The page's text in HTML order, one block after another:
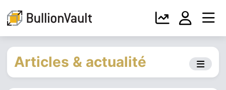
Articles & actualité